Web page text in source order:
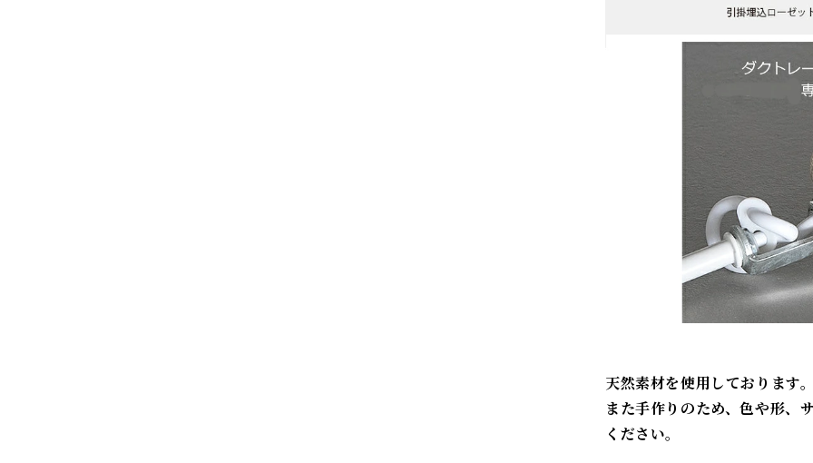
天然素材を使用しております
また手作りのため、色や形、
ください。